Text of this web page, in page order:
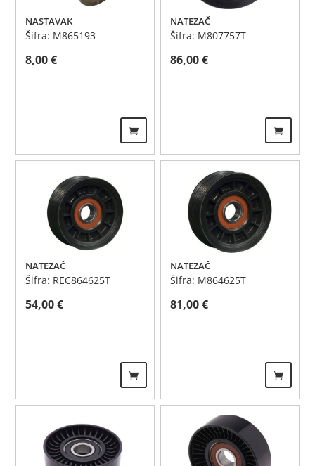
NASTAVAK
Šifra: M865193
8,00€
NATEZAČ
Šifra: M807757T
86,00€
NATEZAČ
Šifra: REC864625T
54,00€
NATEZAČ
Šifra: M864625T
81,00€